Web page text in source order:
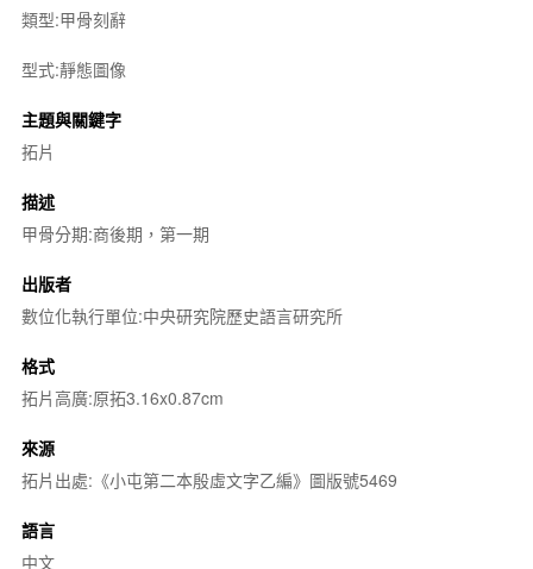
類型:甲骨刻辭
型式:靜態圖像
主題與關鍵字
拓片
描述
甲骨分期:商後期，第一期
出版者
數位化執行單位:中央研究院歷史語言研究所
格式
拓片高廣:原拓3.16x0.87cm
來源
拓片出處:《小屯第二本殷虛文字乙編》圖版號5469
語言
中文